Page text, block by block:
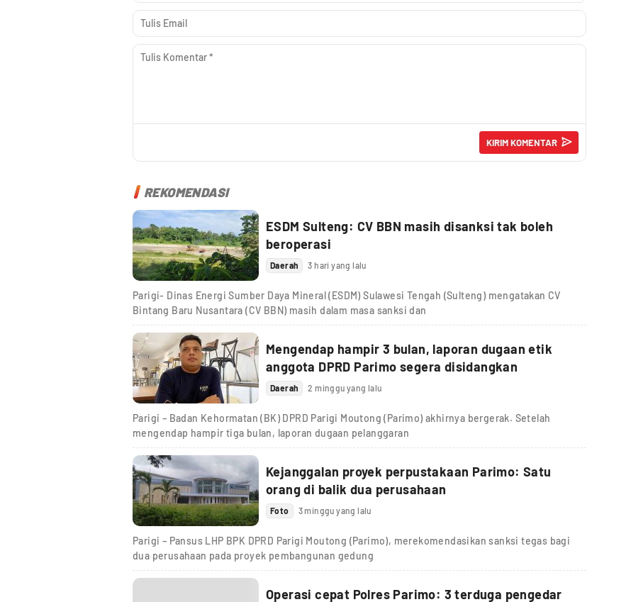
REKOMENDASI
ESDM Sulteng: CV BBN masih disanksi tak boleh
beroperasi
Daerah 3 hari yang lalu
Parigi- Dinas Energi Sumber Daya Mineral (ESDM) Sulawesi Tengah (Sulteng) mengatakan CV
Bintang Baru Nusantara (CV BBN) masih dalam masa sanksi dan
Mengendap hampir 3 bulan, laporan dugaan etik
anggota DPRD Parimo segera disidangkan
Daerah 2 minggu yang lalu
Parigi – Badan Kehormatan (BK) DPRD Parigi Moutong (Parimo) akhirnya bergerak. Setelah
mengendap hampir tiga bulan, laporan dugaan pelanggaran
Kejanggalan proyek perpustakaan Parimo: Satu
orang di balik dua perusahaan
Foto 3 minggu yang lalu
Parigi – Pansus LHP BPK DPRD Parigi Moutong (Parimo), merekomendasikan sanksi tegas bagi
dua perusahaan pada proyek pembangunan gedung
Operasi cepat Polres Parimo: 3 terduga pengedar